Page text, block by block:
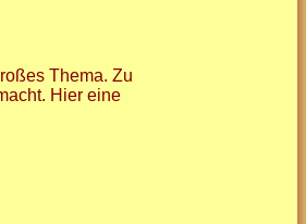
Thema. Zu
Hier eine